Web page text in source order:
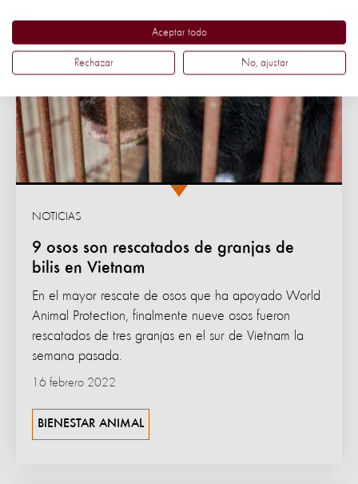
9 osos son rescatados de granjas de
bilis en Vietnam
NOTICIAS
En el mayor rescate de osos que ha apoyado World
Animal Protection, finalmente nueve osos fueron
rescatados de tres granjas en el sur de Vietnam la
semana pasada.
16 febrero 2022
BIENESTAR ANIMAL
Aceptar todo
Rechazar No, ajustar